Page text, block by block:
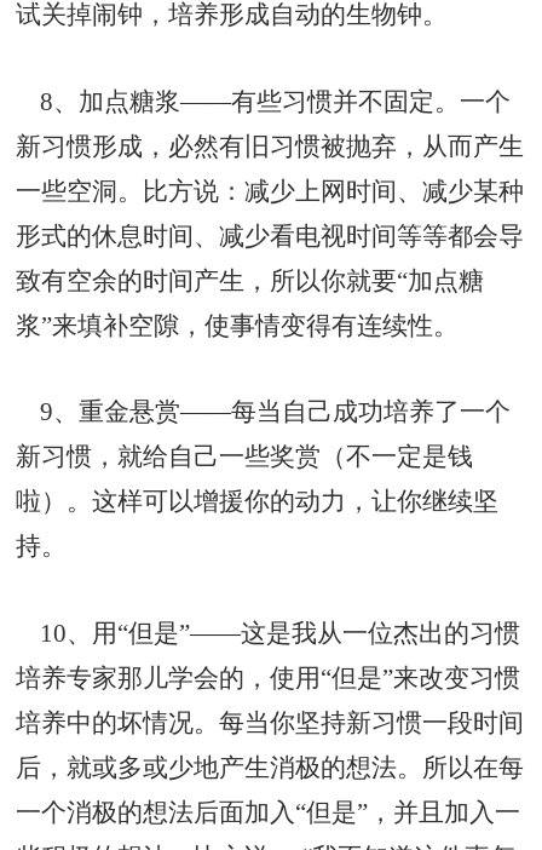
试关掉闹钟，培养形成自动的生物钟。
8、加点糖浆——有些习惯并不固定。一个
新习惯形成，必然有旧习惯被抛弃，从而产生
一些空洞。比方说：减少上网时间、减少某种
形式的休息时间、减少看电视时间等等都会导
致有空余的时间产生，所以你就要“加点糖
浆”来填补空隙，使事情变得有连续性。
9、重金悬赏——每当自己成功培养了一个
新习惯，就给自己一些奖赏（不一定是钱
啦）。这样可以增援你的动力，让你继续坚
持。
10、用“但是”——这是我从一位杰出的习惯
培养专家那儿学会的，使用“但是”来改变习惯
培养中的坏情况。每当你坚持新习惯一段时间
后，就或多或少地产生消极的想法。所以在每
一个消极的想法后面加入“但是”，并且加入一